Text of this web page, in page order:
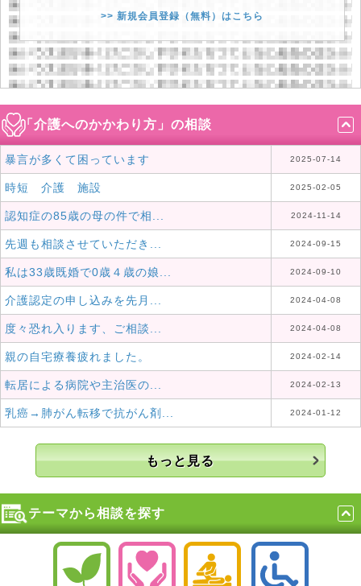
>> 新規会員登録（無料）はこちら
「介護へのかかわり方」の相談
暴言が多くて困っています 2025-07-14
時短 介護 施設 2025-02-05
認知症の85歳の母の件で相... 2024-11-14
先週も相談させていただき... 2024-09-15
私は33歳既婚で0歳４歳の娘... 2024-09-10
介護認定の申し込みを先月... 2024-04-08
度々恐れ入ります、ご相談... 2024-04-08
親の自宅療養疲れました。 2024-02-14
転居による病院や主治医の... 2024-02-13
乳癌→肺がん転移で抗がん剤... 2024-01-12
もっと見る
テーマから相談を探す